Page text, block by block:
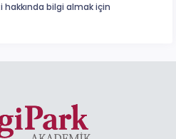
hakkında bilgi almak için